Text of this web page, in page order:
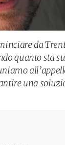
da
quanto sta
una